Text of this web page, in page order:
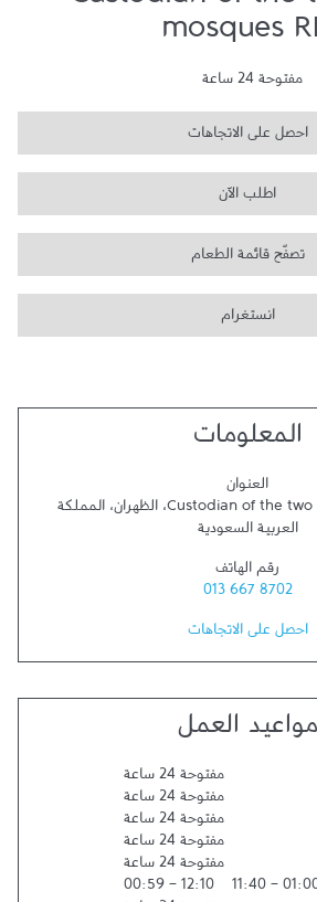
mosques
مفتوحة 24 ساعة
احصل على الاتجاهات
اطلب الآن
تصفّح قائمة الطعام
انستغرام
المعلومات
العنوان
Custodian of the two، الظهران، المملكة
العربية السعودية
رقم الهاتف
013 667 8702
احصل على الاتجاهات
مواعيد العمل
مفتوحة 24 ساعة
مفتوحة 24 ساعة
مفتوحة 24 ساعة
مفتوحة 24 ساعة
مفتوحة 24 ساعة
-
11:40
12:10
-
00:59